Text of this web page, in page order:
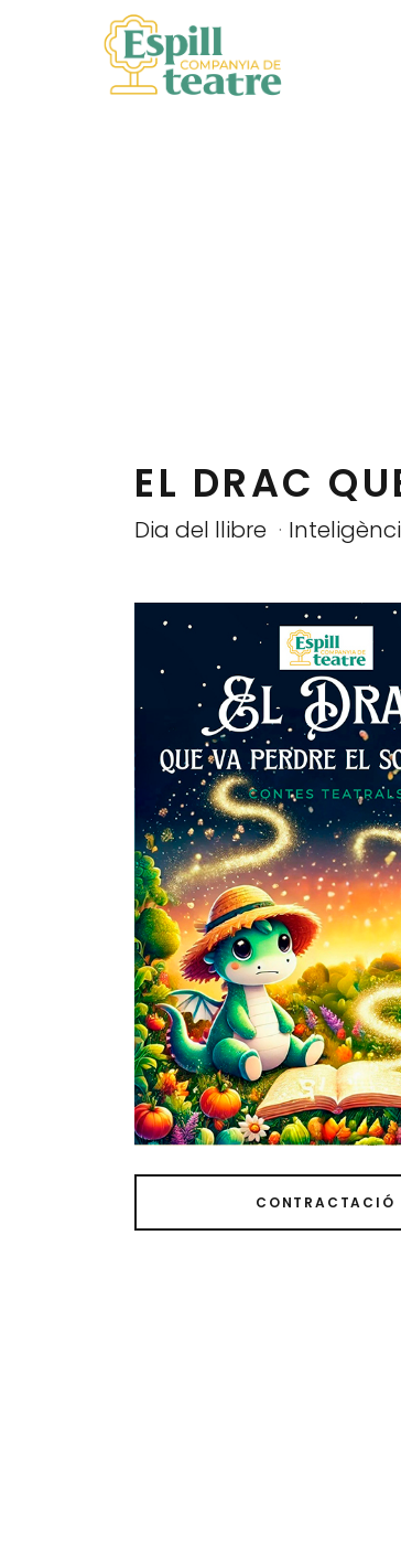
EL DRAC
Dia del llibre
CONTRACTACIÓ